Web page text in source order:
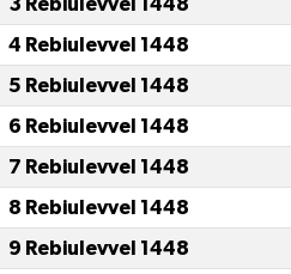
4 Rebiulevvel 1448
5 Rebiulevvel 1448
6 Rebiulevvel 1448
7 Rebiulevvel 1448
8 Rebiulevvel 1448
9 Rebiulevvel 1448